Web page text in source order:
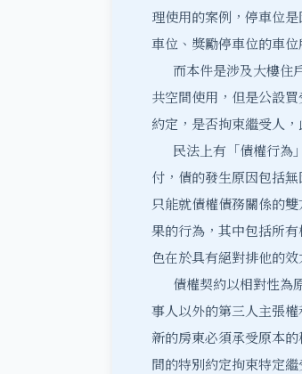
理使用的案例，停車位
車位、獎勵停車位的車
而本件是涉及大樓住
共空間使用，但是公設
約定，是否拘束繼受人
民法上有「債權行為
付，債的發生原因包括
只能就債權債務關係的
果的行為，其中包括所
色在於具有絕對排他的
債權契約以相對性為
事人以外的第三人主張
新的房東必須承受原本
間的特別約定拘束特定